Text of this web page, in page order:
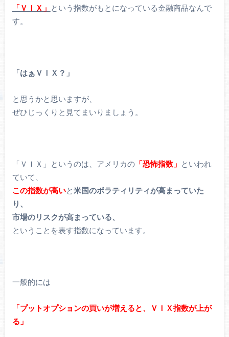
「ＶＩＸ」 という指数がもとになっている金融商品なんで
す。
「はぁＶＩＸ？」
と思うかと思いますが、
ぜひじっくりと見てまいりましょう。
「ＶＩＸ」というのは、アメリカの「恐怖指数」 といわれ
ていて、
この指数が高いと米国のボラティリティが高まっていた
り、
市場のリスクが高まっている、
ということを表す指数になっています。
一般的には
「プットオプションの買いが増えると、ＶＩＸ指数が上が
る」